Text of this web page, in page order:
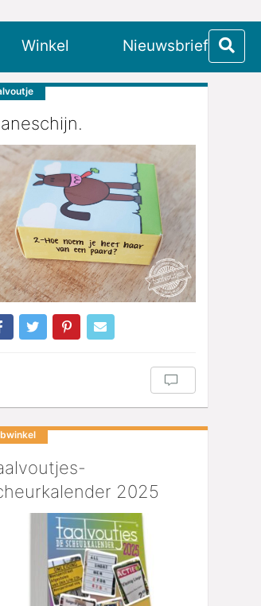
Winkel
Nieuwsbrief
2025